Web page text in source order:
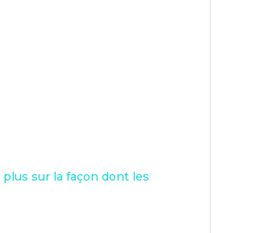
plus sur la façon dont les